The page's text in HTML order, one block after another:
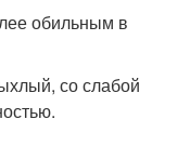
обильным в
со слабой